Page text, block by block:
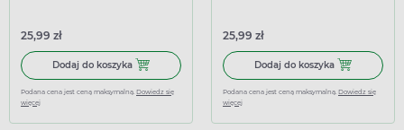
25,99 zł
Dodaj do koszyka Dodaj do koszyka Duspatalin retard 200 mg, 30
Podana cena jest ceną maksymalną. Dowiedz się
więcej
25,99 zł
Dodaj do koszyka Dodaj do
Podana cena jest ceną maksymalną. Dowiedz się
więcej